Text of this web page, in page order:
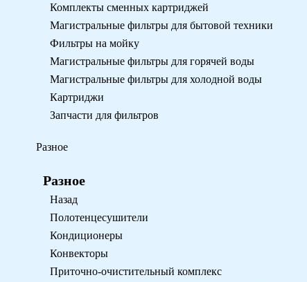
Комплекты сменных картриджей
Магистральные фильтры для бытовой техники
Фильтры на мойку
Магистральные фильтры для горячей воды
Магистральные фильтры для холодной воды
Картриджи
Запчасти для фильтров
Разное
Разное
Назад
Полотенцесушители
Кондиционеры
Конвекторы
Приточно-очистительный комплекс